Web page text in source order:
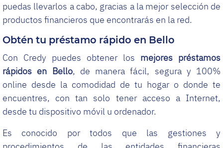
puedas llevarlos a cabo, gracias a la mejor selección de
productos financieros que encontrarás en la red.
Obtén tu préstamo rápido en Bello
Con Credy puedes obtener los mejores préstamos
rápidos en Bello, de manera fácil, segura y 100%
online desde la comodidad de tu hogar o donde te
encuentres, con tan solo tener acceso a Internet,
desde tu dispositivo móvil u ordenador.
Es conocido por todos que las gestiones y